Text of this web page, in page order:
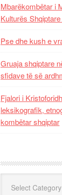
Mbarëkombëtar i
Kulturës
Pse dhe kush e
Gruaja shqiptare
sfidave të së
Fjalori i
leksikografik,
kombëtar shqiptar